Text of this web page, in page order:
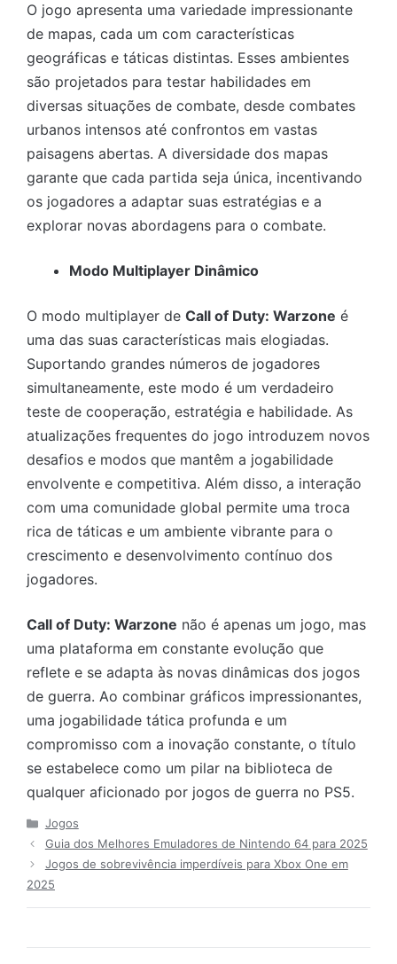
O jogo apresenta uma variedade impressionante
de mapas, cada um com características
geográficas e táticas distintas. Esses ambientes
são projetados para testar habilidades em
diversas situações de combate, desde combates
urbanos intensos até confrontos em vastas
paisagens abertas. A diversidade dos mapas
garante que cada partida seja única, incentivando
os jogadores a adaptar suas estratégias e a
explorar novas abordagens para o combate.
Modo Multiplayer Dinâmico
O modo multiplayer de Call of Duty: Warzone é
uma das suas características mais elogiadas.
Suportando grandes números de jogadores
simultaneamente, este modo é um verdadeiro
teste de cooperação, estratégia e habilidade. As
atualizações frequentes do jogo introduzem novos
desafios e modos que mantêm a jogabilidade
envolvente e competitiva. Além disso, a interação
com uma comunidade global permite uma troca
rica de táticas e um ambiente vibrante para o
crescimento e desenvolvimento contínuo dos
jogadores.
Call of Duty: Warzone não é apenas um jogo, mas
uma plataforma em constante evolução que
reflete e se adapta às novas dinâmicas dos jogos
de guerra. Ao combinar gráficos impressionantes,
uma jogabilidade tática profunda e um
compromisso com a inovação constante, o título
se estabelece como um pilar na biblioteca de
qualquer aficionado por jogos de guerra no PS5.
Categorias
Jogos
Guia dos Melhores Emuladores de Nintendo 64 para 2025
Jogos de sobrevivência imperdíveis para Xbox One em
2025